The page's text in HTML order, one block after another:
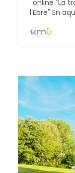
online "La
l'Ebre" En